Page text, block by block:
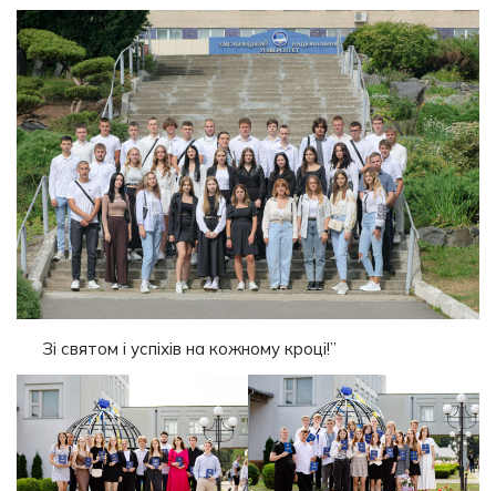
Зі святом і успіхів на кожному кроці!”